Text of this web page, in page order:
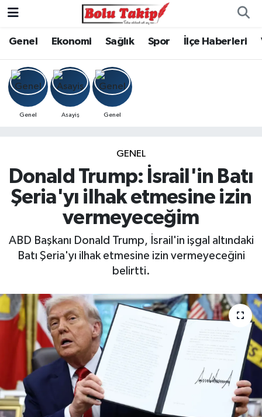
Genel Ekonomi Sağlık Spor İlçe Haberleri
Genel Asayiş Genel
GENEL
Donald Trump: İsrail'in Batı
Şeria'yı ilhak etmesine izin
vermeyeceğim
ABD Başkanı Donald Trump, İsrail'in işgal altındaki
Batı Şeria'yı ilhak etmesine izin vermeyeceğini
belirtti.